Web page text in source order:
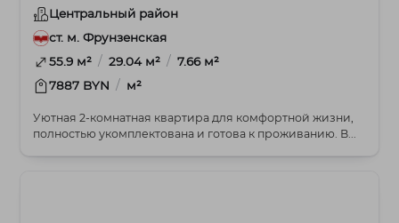
Центральный район
ст. м. Фрунзенская
55.9 м² / 29.04 м² / 7.66 м²
7887 BYN / м²
Уютная 2-комнатная квартира для комфортной жизни,
полностью укомплектована и готова к проживанию. В...